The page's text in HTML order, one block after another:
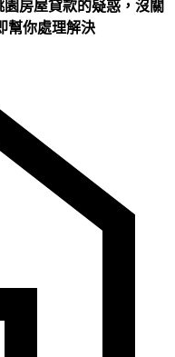
房屋貸款的疑惑，沒關
幫你處理解決